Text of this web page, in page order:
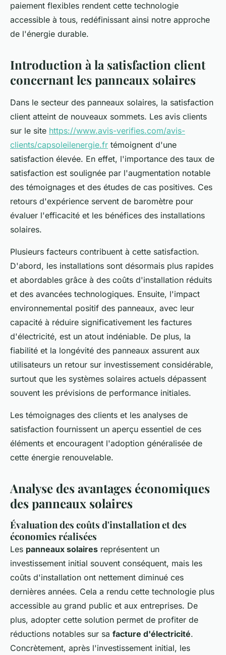
paiement flexibles rendent cette technologie
accessible à tous, redéfinissant ainsi notre approche
de l'énergie durable.
Introduction à la satisfaction client
concernant les panneaux solaires
Dans le secteur des panneaux solaires, la satisfaction
client atteint de nouveaux sommets. Les avis clients
sur le site https://www.avis-verifies.com/avis-
clients/capsoleilenergie.fr témoignent d'une
satisfaction élevée. En effet, l'importance des taux de
satisfaction est soulignée par l'augmentation notable
des témoignages et des études de cas positives. Ces
retours d'expérience servent de baromètre pour
évaluer l'efficacité et les bénéfices des installations
solaires.
Plusieurs facteurs contribuent à cette satisfaction.
D'abord, les installations sont désormais plus rapides
et abordables grâce à des coûts d'installation réduits
et des avancées technologiques. Ensuite, l'impact
environnemental positif des panneaux, avec leur
capacité à réduire significativement les factures
d'électricité, est un atout indéniable. De plus, la
fiabilité et la longévité des panneaux assurent aux
utilisateurs un retour sur investissement considérable,
surtout que les systèmes solaires actuels dépassent
souvent les prévisions de performance initiales.
Les témoignages des clients et les analyses de
satisfaction fournissent un aperçu essentiel de ces
éléments et encouragent l'adoption généralisée de
cette énergie renouvelable.
Analyse des avantages économiques
des panneaux solaires
Évaluation des coûts d'installation et des
économies réalisées
Les panneaux solaires représentent un
investissement initial souvent conséquent, mais les
coûts d'installation ont nettement diminué ces
dernières années. Cela a rendu cette technologie plus
accessible au grand public et aux entreprises. De
plus, adopter cette solution permet de profiter de
réductions notables sur sa facture d'électricité.
Concrètement, après l'investissement initial, les